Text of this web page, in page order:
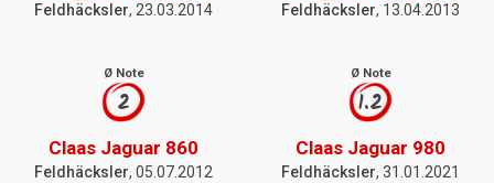
Feldhäcksler, 23.03.2014 Feldhäcksler, 13.04.2013
Ø Note
2
Claas Jaguar 860
Feldhäcksler, 05.07.2012
Ø Note
1.2
Claas Jaguar 980
Feldhäcksler, 31.01.2021